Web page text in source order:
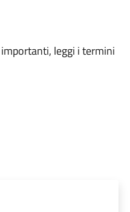
leggi i termini